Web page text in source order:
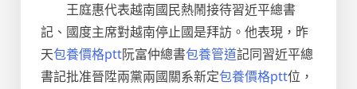
王庭惠代表越南國民熱鬧接待習近平總書
記、國度主席對越南停止國是拜訪。他表現，昨
天包養價格ptt阮富仲總書包養管道記同習近平總
書記批准晉陞兩黨兩國關系新定包養價格ptt位，